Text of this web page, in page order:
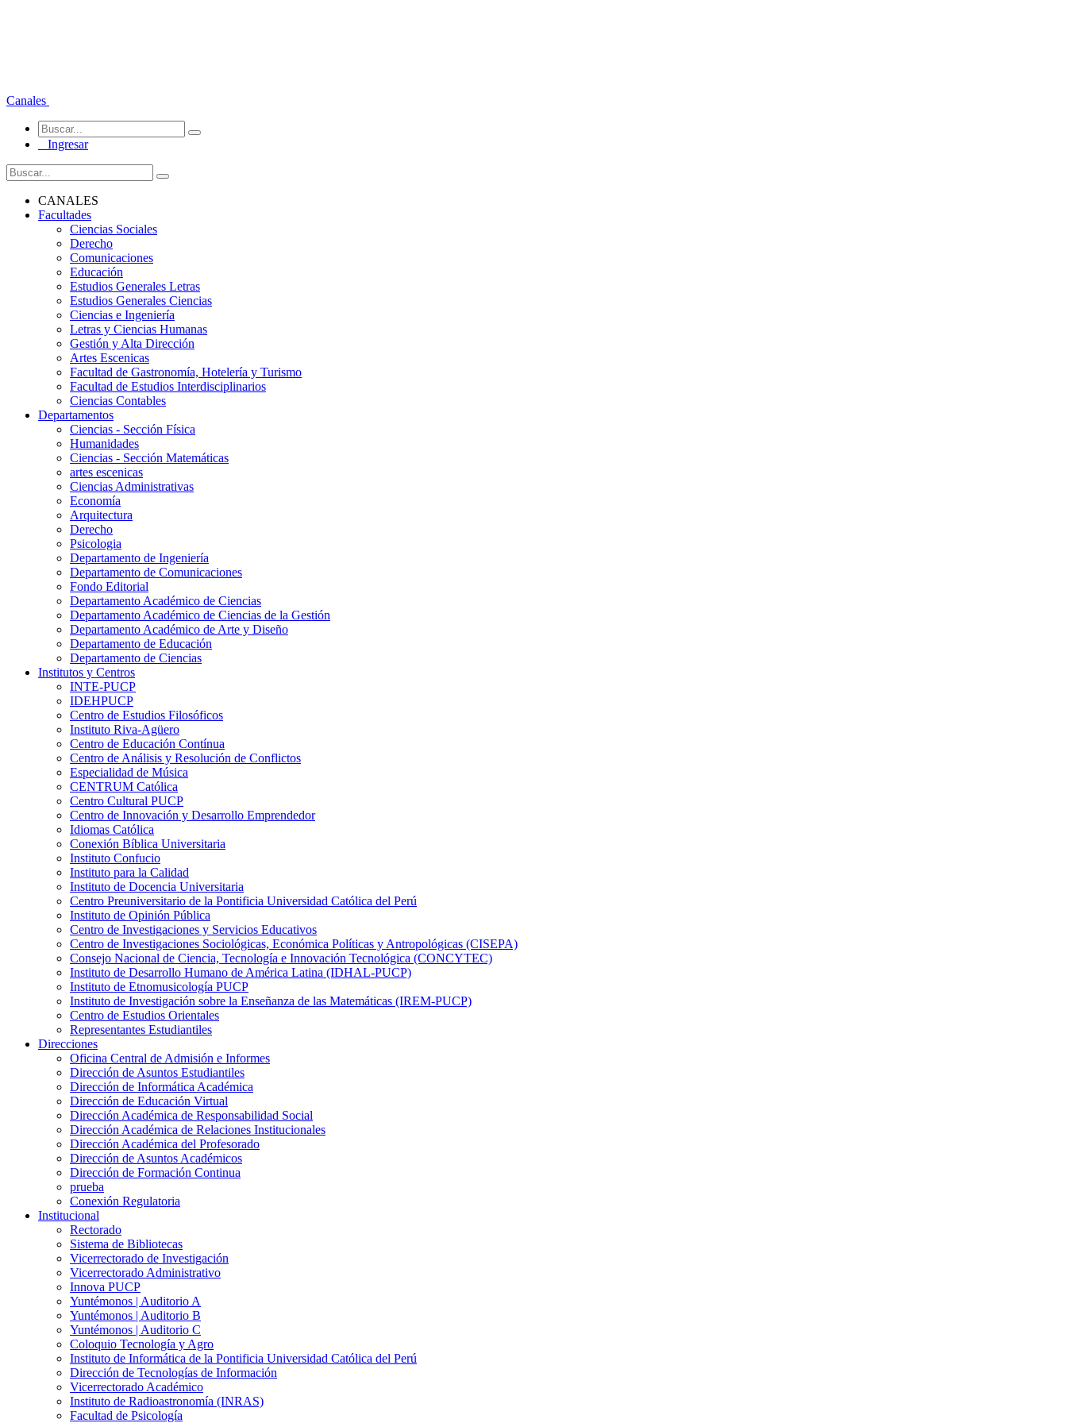
Canales
Ingresar
CANALES
Facultades
Ciencias Sociales
Derecho
Comunicaciones
Educación
Estudios Generales Letras
Estudios Generales Ciencias
Ciencias e Ingeniería
Letras y Ciencias Humanas
Gestión y Alta Dirección
Artes Escenicas
Facultad de Gastronomía, Hotelería y Turismo
Facultad de Estudios Interdisciplinarios
Ciencias Contables
Departamentos
Ciencias - Sección Física
Humanidades
Ciencias - Sección Matemáticas
artes escenicas
Ciencias Administrativas
Economía
Arquitectura
Derecho
Psicologia
Departamento de Ingeniería
Departamento de Comunicaciones
Fondo Editorial
Departamento Académico de Ciencias
Departamento Académico de Ciencias de la Gestión
Departamento Académico de Arte y Diseño
Departamento de Educación
Departamento de Ciencias
Institutos y Centros
INTE-PUCP
IDEHPUCP
Centro de Estudios Filosóficos
Instituto Riva-Agüero
Centro de Educación Contínua
Centro de Análisis y Resolución de Conflictos
Especialidad de Música
CENTRUM Católica
Centro Cultural PUCP
Centro de Innovación y Desarrollo Emprendedor
Idiomas Católica
Conexión Bíblica Universitaria
Instituto Confucio
Instituto para la Calidad
Instituto de Docencia Universitaria
Centro Preuniversitario de la Pontificia Universidad Católica del Perú
Instituto de Opinión Pública
Centro de Investigaciones y Servicios Educativos
Centro de Investigaciones Sociológicas, Económica Políticas y Antropológicas (CISEPA)
Consejo Nacional de Ciencia, Tecnología e Innovación Tecnológica (CONCYTEC)
Instituto de Desarrollo Humano de América Latina (IDHAL-PUCP)
Instituto de Etnomusicología PUCP
Instituto de Investigación sobre la Enseñanza de las Matemáticas (IREM-PUCP)
Centro de Estudios Orientales
Representantes Estudiantiles
Direcciones
Oficina Central de Admisión e Informes
Dirección de Asuntos Estudiantiles
Dirección de Informática Académica
Dirección de Educación Virtual
Dirección Académica de Responsabilidad Social
Dirección Académica de Relaciones Institucionales
Dirección Académica del Profesorado
Dirección de Asuntos Académicos
Dirección de Formación Continua
prueba
Conexión Regulatoria
Institucional
Rectorado
Sistema de Bibliotecas
Vicerrectorado de Investigación
Vicerrectorado Administrativo
Innova PUCP
Yuntémonos | Auditorio A
Yuntémonos | Auditorio B
Yuntémonos | Auditorio C
Coloquio Tecnología y Agro
Instituto de Informática de la Pontificia Universidad Católica del Perú
Dirección de Tecnologías de Información
Vicerrectorado Académico
Instituto de Radioastronomía (INRAS)
Facultad de Psicología